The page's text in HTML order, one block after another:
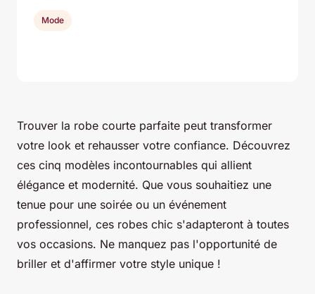
Trouver la robe courte parfaite peut transformer
votre look et rehausser votre confiance. Découvrez
ces cinq modèles incontournables qui allient
élégance et modernité. Que vous souhaitiez une
tenue pour une soirée ou un événement
professionnel, ces robes chic s'adapteront à toutes
vos occasions. Ne manquez pas l'opportunité de
briller et d'affirmer votre style unique !
Mode